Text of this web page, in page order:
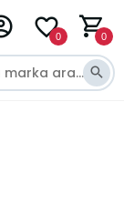
0 0